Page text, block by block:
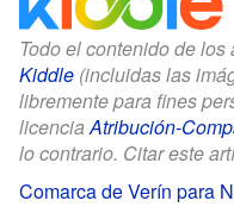
Todo el contenido de los
Kiddle (incluidas las
libremente para fines
licenciaAtribución-
lo contrario. Citar este
Comarca de Verín para